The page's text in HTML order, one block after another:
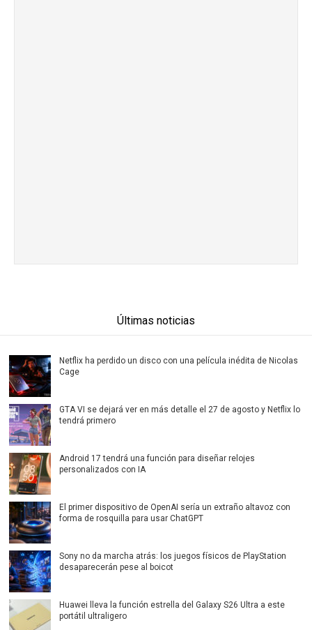
Últimas noticias
Netflix ha perdido un disco con una película inédita de Nicolas
Cage
GTA VI se dejará ver en más detalle el 27 de agosto y Netflix lo
tendrá primero
Android 17 tendrá una función para diseñar relojes
personalizados con IA
El primer dispositivo de OpenAI sería un extraño altavoz con
forma de rosquilla para usar ChatGPT
Sony no da marcha atrás: los juegos físicos de PlayStation
desaparecerán pese al boicot
Huawei lleva la función estrella del Galaxy S26 Ultra a este
portátil ultraligero